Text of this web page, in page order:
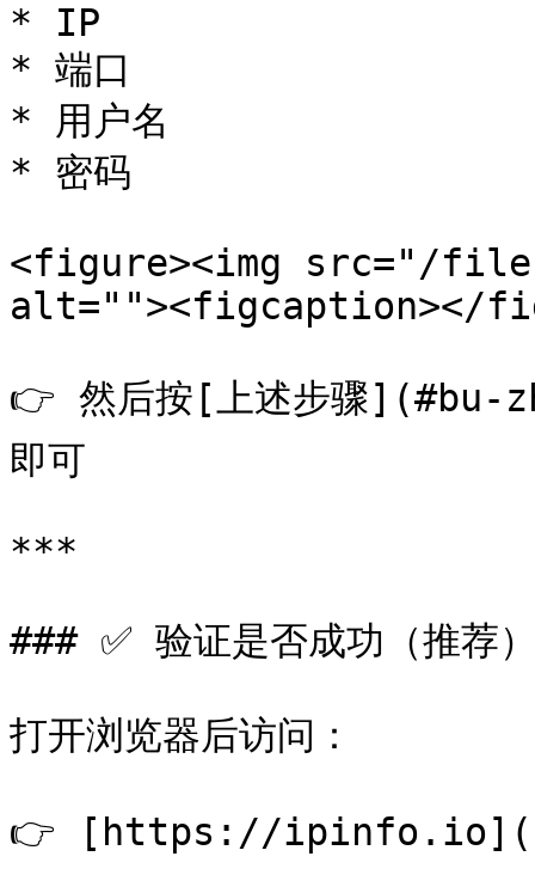
* IP
* 端口
* 用户名
* 密码
<figure><img src="/files/
alt=""><figcaption></
👉 然后按[上述步骤
即可
***
### ✅ 验证是否成功（推荐
打开浏览器后访问：
👉 [https://